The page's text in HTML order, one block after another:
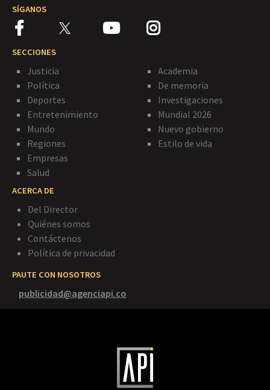
SÍGANOS
SECCIONES
Justicia
Política
Deportes
Entretenimiento
Mundo
Regiones
Empresas
Salud
Academia
De memoria
Investigaciones
Mundial 2026
Nuevo gobierno
Estilo de vida
ACERCA DE
Del Director
Quiénes somos
Contáctenos
Política de privacidad
PAUTE CON NOSOTROS
publicidad@agenciapi.co